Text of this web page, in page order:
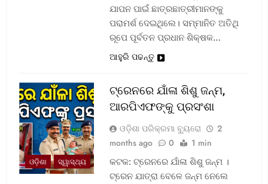
ଯାପନ ପାଇଁ ଛାତ୍ରଛାତ୍ରୀମାନଙ୍କୁ
ପରାମର୍ଶ ଦେଇଥିଲେ। ସମ୍ମାନିତ ଅତିଥି
ରୂପେ ପୂର୍ବତନ ପ୍ରଧାନ ଶିକ୍ଷକ…
ଆହୁରି ପଢନ୍ତୁ
ଓଡ଼ିଶା ସ୍ୱାସ୍ଥ୍ୟ
ଟ୍ରେନରେ ଯାଁଳା ଶିଶୁ ଜନ୍ମ,
ଆରପିଏଫଙ୍କୁ ପ୍ରସଂଶା
ଓଡ଼ିଶା ପରିକ୍ରମା ବ୍ୟୁରୋ
2
months ago
0 1 min
କଟକ: ଟ୍ରେନରେ ଯାଁଳା ଶିଶୁ ଜନ୍ମ ।
ଟ୍ରେନ ଯାତ୍ରା ବେଳେ ଜନ୍ମ ନେଲେ